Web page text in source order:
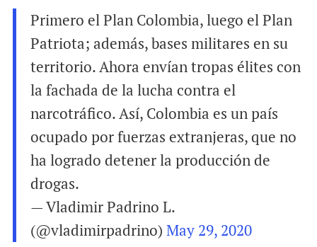
Primero el Plan Colombia, luego el Plan
Patriota; además, bases militares en su
territorio. Ahora envían tropas élites con
la fachada de la lucha contra el
narcotráfico. Así, Colombia es un país
ocupado por fuerzas extranjeras, que no
ha logrado detener la producción de
drogas.
— Vladimir Padrino L.
(@vladimirpadrino) May 29, 2020